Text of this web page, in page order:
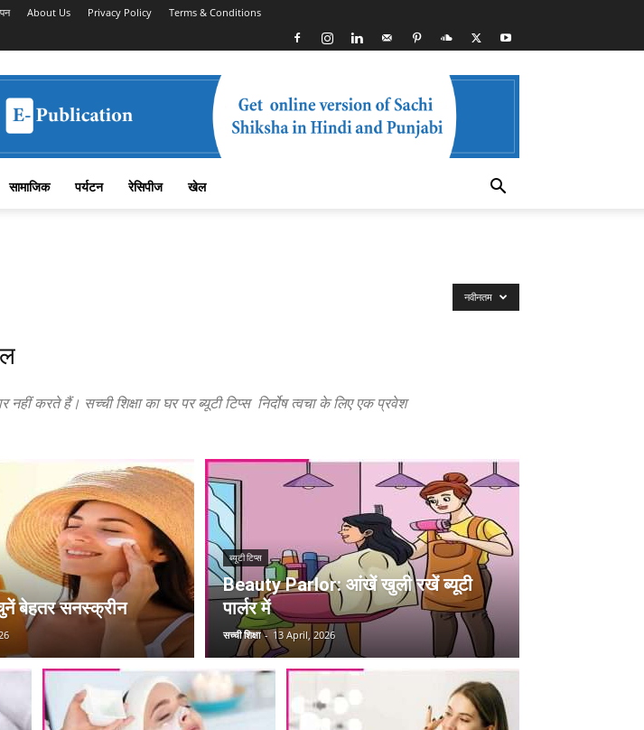
About Us Privacy Policy Terms & Conditions
सामाजिक पर्यटन रेसिपीज खेल
करते हैं। सच्ची शिक्षा का घर पर ब्यूटी टिप्स निर्दोष त्वचा के लिए एक प्रवेश
नवीनतम
बेहतर सनस्क्रीन
ब्यूटी टिप्स
Beauty Parlor: आंखें खुली रखें ब्यूटी
पार्लर में
सच्ची शिक्षा - 13 April, 2026